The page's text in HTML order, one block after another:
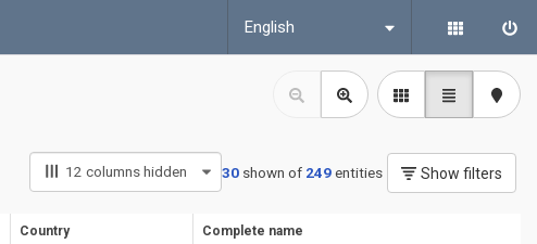
English
30 shown of 249entities
12columns hidden Show filters
Country Complete name